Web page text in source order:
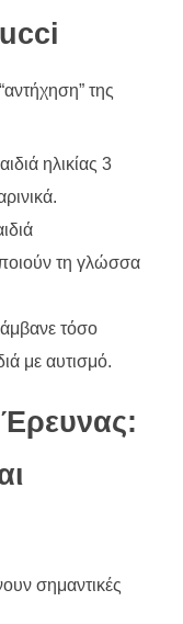
της
ηλικίας 3
τη γλώσσα
τόσο
με αυτισμό.
σημαντικές